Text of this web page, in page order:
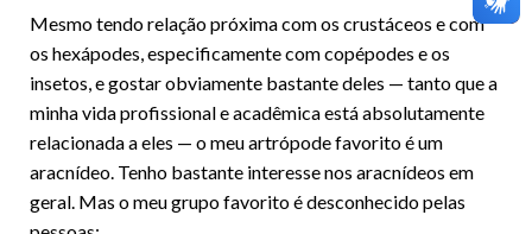
Mesmo tendo relação próxima com os crustáceos e com
os hexápodes, especificamente com copépodes e os
insetos, e gostar obviamente bastante deles — tanto que a
minha vida profissional e acadêmica está absolutamente
relacionada a eles — o meu artrópode favorito é um
aracnídeo. Tenho bastante interesse nos aracnídeos em
geral. Mas o meu grupo favorito é desconhecido pelas